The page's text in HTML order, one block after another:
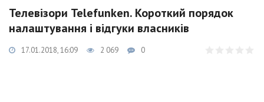
Телевізори Telefunken. Короткий порядок
налаштування і відгуки власників
17.01.2018, 16:09 2 069 0